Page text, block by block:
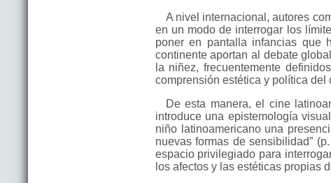
A nivel internacional, autores
en un modo de interrogar los
poner en pantalla infancias que
continente aportan al debate
la niñez, frecuentemente
comprensión estética y política del
De esta manera, el cine
introduce una epistemología
niño latinoamericano una
nuevas formas de sensibilidad”
espacio privilegiado para
los afectos y las estéticas propias